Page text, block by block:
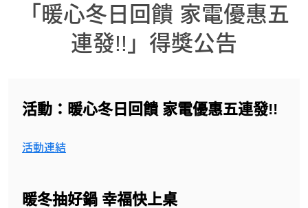
「暖心冬日回饋 家電優惠五
連發!!」得獎公告
活動：暖心冬日回饋 家電優惠五連發!!
活動連結
暖冬抽好鍋 幸福快上桌